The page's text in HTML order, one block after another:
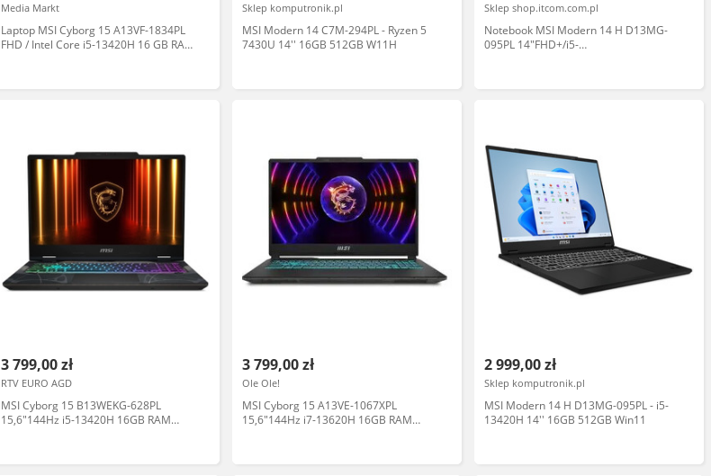
Media Markt
Laptop MSI Cyborg 15 A13VF-1834PL
FHD / Intel Core i5-13420H 16 GB RAM
Sklep komputronik.pl
MSI Modern 14 C7M-294PL - Ryzen 5
7430U 14'' 16GB 512GB W11H
Sklep shop.itcom.com.pl
Notebook MSI Modern 14 H D13MG-
095PL 14"FHD+/i5-
3 799,00 zł
RTV EURO AGD
MSI Cyborg 15 B13WEKG-628PL
15,6"144Hz i5-13420H 16GB RAM
3 799,00 zł
Ole Ole!
MSI Cyborg 15 A13VE-1067XPL
15,6"144Hz i7-13620H 16GB RAM
2 999,00 zł
Sklep komputronik.pl
MSI Modern 14 H D13MG-095PL - i5-
13420H 14'' 16GB 512GB Win11